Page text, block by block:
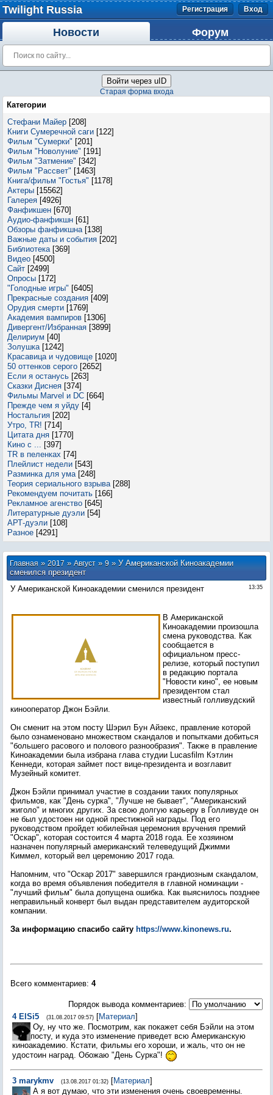
Twilight Russia Регистрация Вход
Новости Форум
Войти через uID
Старая форма входа
Категории
Стефани Майер [208]
Книги Сумеречной саги [122]
Фильм "Сумерки" [201]
Фильм "Новолуние" [191]
Фильм "Затмение" [342]
Фильм "Рассвет" [1463]
Книга/фильм "Гостья" [1178]
Актеры [15562]
Галерея [4926]
Фанфикшен [670]
Аудио-фанфикшн [61]
Обзоры фанфикшна [138]
Важные даты и события [202]
Библиотека [369]
Видео [4500]
Сайт [2499]
Опросы [172]
"Голодные игры" [6405]
Прекрасные создания [409]
Орудия смерти [1769]
Академия вампиров [1306]
Дивергент/Избранная [3899]
Делириум [40]
Золушка [1242]
Красавица и чудовище [1020]
50 оттенков серого [2652]
Если я останусь [263]
Сказки Диснея [374]
Фильмы Marvel и DC [664]
Прежде чем я уйду [4]
Ностальгия [202]
Утро, TR! [714]
Цитата дня [1770]
Кино с ... [397]
TR в пеленках [74]
Плейлист недели [543]
Разминка для ума [248]
Теория сериального взрыва [288]
Рекомендуем почитать [166]
Рекламное агенство [645]
Литературные дуэли [54]
АРТ-дуэли [108]
Разное [4291]
Главная»2017 » Август » 9» У Американской Киноакадемии
сменился президент
13:35
У Американской Киноакадемии сменился президент
В Американской
Киноакадемии произошла
смена руководства. Как
сообщается в
официальном пресс-
релизе, который поступил
в редакцию портала
"Новости кино", ее новым
президентом стал
известный голливудский
кинооператор Джон Бэйли.
Он сменит на этом посту Шэрил Бун Айзекс, правление которой
было ознаменовано множеством скандалов и попытками добиться
"большего расового и полового разнообразия". Также в правление
Киноакадемии была избрана глава студии Lucasfilm Кэтлин
Кеннеди, которая займет пост вице-президента и возглавит
Музейный комитет.
Джон Бэйли принимал участие в создании таких популярных
фильмов, как "День сурка", "Лучше не бывает", "Американский
жиголо" и многих других. За свою долгую карьеру в Голливуде он
не был удостоен ни одной престижной награды. Под его
руководством пройдет юбилейная церемония вручения премий
"Оскар", которая состоится 4 марта 2018 года. Ее хозяином
назначен популярный американский телеведущий Джимми
Киммел, который вел церемонию 2017 года.
Напомним, что "Оскар 2017" завершился грандиозным скандалом,
когда во время объявления победителя в главной номинации -
"лучший фильм" была допущена ошибка. Как выяснилось позднее
неправильный конверт был выдан представителем аудиторской
компании.
За информацию спасибо сайту https://www.kinonews.ru.
Всего комментариев: 4
Порядок вывода комментариев:
4 ElSi5 (31.08.2017 09:57) [Материал]
Оу, ну что же. Посмотрим, как покажет себя Бэйли на этом
посту, и куда это изменение приведет всю Американскую
киноакадемию. Кстати, фильмы его хороши, и жаль, что он не
удостоин наград. Обожаю "День Сурка"!
3 marykmv (13.08.2017 01:32) [Материал]
А я вот думаю, что эти изменения очень своевременны.